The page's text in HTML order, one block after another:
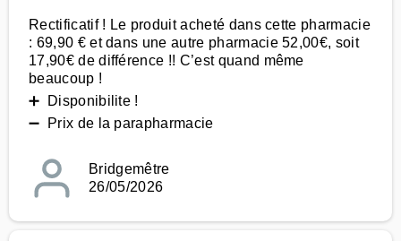
Rectificatif ! Le produit acheté dans cette pharmacie
: 69,90 € et dans une autre pharmacie 52,00€, soit
17,90€ de différence !! C’est quand même
beaucoup !
➕ Disponibilite !
➖ Prix de la parapharmacie
Bridgemêtre
26/05/2026